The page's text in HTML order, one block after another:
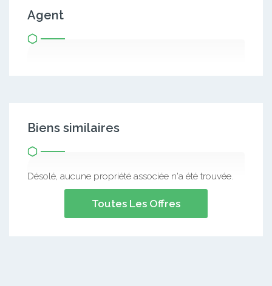
Agent
Biens similaires
Désolé, aucune propriété associée n'a été trouvée.
Toutes Les Offres